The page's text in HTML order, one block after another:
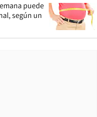
puede
según un